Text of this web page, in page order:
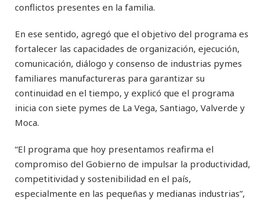
conflictos presentes en la familia.
En ese sentido, agregó que el objetivo del programa es
fortalecer las capacidades de organización, ejecución,
comunicación, diálogo y consenso de industrias pymes
familiares manufactureras para garantizar su
continuidad en el tiempo, y explicó que el programa
inicia con siete pymes de La Vega, Santiago, Valverde y
Moca.
“El programa que hoy presentamos reafirma el
compromiso del Gobierno de impulsar la productividad,
competitividad y sostenibilidad en el país,
especialmente en las pequeñas y medianas industrias”,